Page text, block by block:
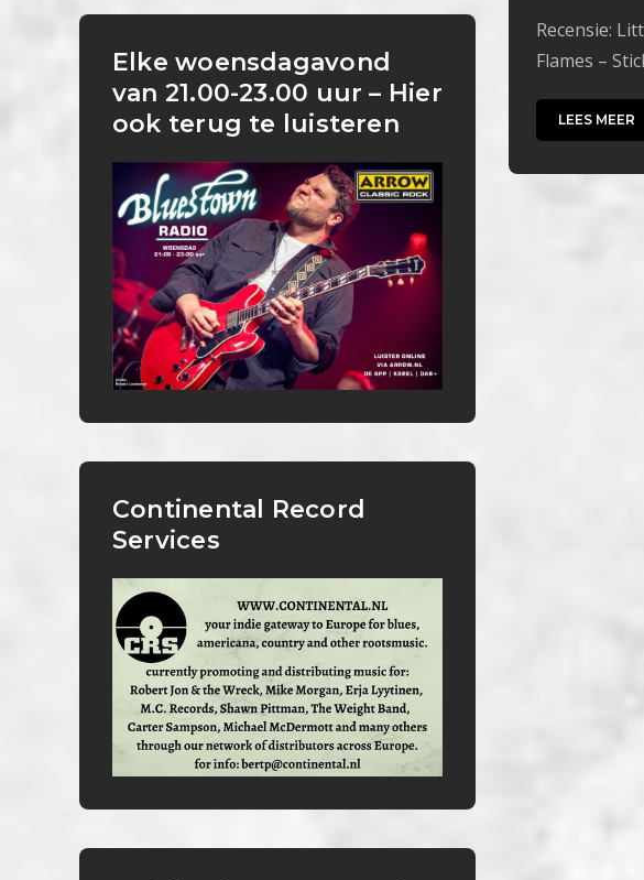
Recensie:
Flames –
LEES MEER
Elke woensdagavond
van 21.00-23.00 uur – Hier
ook terug te luisteren
Continental Record
Services